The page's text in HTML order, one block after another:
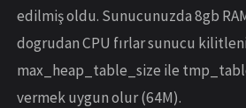
edilmiş oldu. Sunucunuzda 8gb
dogrudan CPU fırlar sunucu
max_heap_table_size ile
vermek uygun olur (64M).